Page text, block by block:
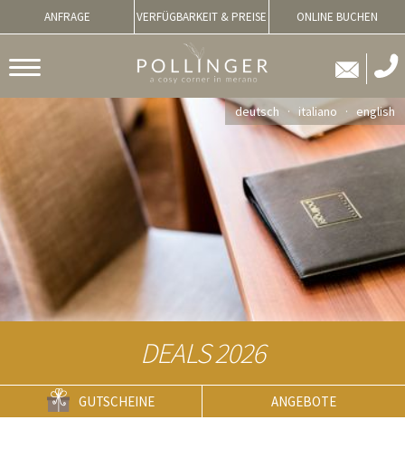
ANFRAGE VERFÜGBARKEIT & PREISE ONLINE BUCHEN
deutsch italiano english
DEALS 2026
GUTSCHEINE ANGEBOTE